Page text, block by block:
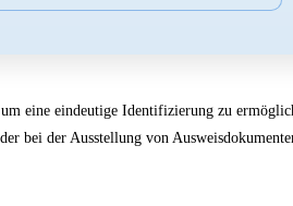
eine eindeutige Identifizierung zu
bei der Ausstellung von